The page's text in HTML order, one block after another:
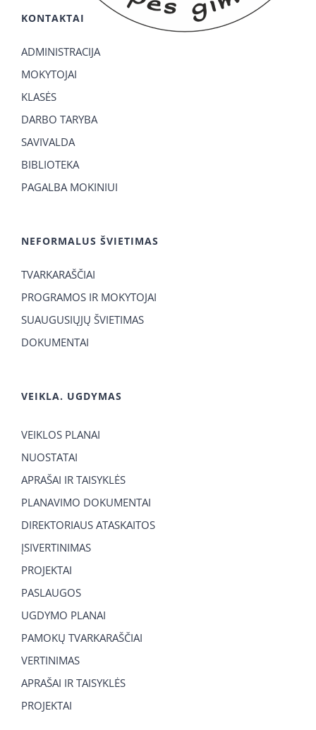
KONTAKTAI
ADMINISTRACIJA
MOKYTOJAI
KLASĖS
DARBO TARYBA
SAVIVALDA
BIBLIOTEKA
PAGALBA MOKINIUI
NEFORMALUS ŠVIETIMAS
TVARKARAŠČIAI
PROGRAMOS IR MOKYTOJAI
SUAUGUSIŲJŲ ŠVIETIMAS
DOKUMENTAI
VEIKLA. UGDYMAS
VEIKLOS PLANAI
NUOSTATAI
APRAŠAI IR TAISYKLĖS
PLANAVIMO DOKUMENTAI
DIREKTORIAUS ATASKAITOS
ĮSIVERTINIMAS
PROJEKTAI
PASLAUGOS
UGDYMO PLANAI
PAMOKŲ TVARKARAŠČIAI
VERTINIMAS
APRAŠAI IR TAISYKLĖS
PROJEKTAI